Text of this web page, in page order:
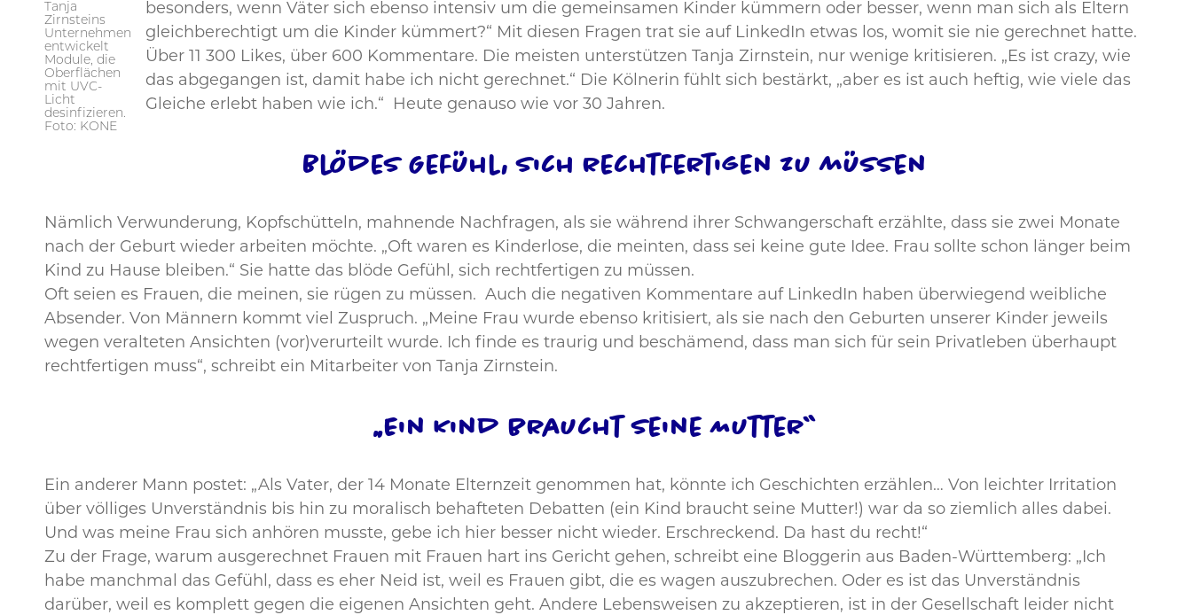
Tanja
Zirnsteins
Unternehmen
entwickelt
Module, die
Oberflächen
mit UVC-
Licht
desinfizieren.
Foto: KONE
besonders, wenn Väter sich ebenso intensiv um die gemeinsamen Kinder kümmern oder besser, wenn man sich als Eltern
gleichberechtigt um die Kinder kümmert?“ Mit diesen Fragen trat sie auf LinkedIn etwas los, womit sie nie gerechnet hatte.
Über 11 300 Likes, über 600 Kommentare. Die meisten unterstützen Tanja Zirnstein, nur wenige kritisieren. „Es ist crazy, wie
das abgegangen ist, damit habe ich nicht gerechnet.“ Die Kölnerin fühlt sich bestärkt, „aber es ist auch heftig, wie viele das
Gleiche erlebt haben wie ich.“ Heute genauso wie vor 30 Jahren.
Blödes Gefühl, sich rechtfertigen zu müssen
Nämlich Verwunderung, Kopfschütteln, mahnende Nachfragen, als sie während ihrer Schwangerschaft erzählte, dass sie zwei Monate
nach der Geburt wieder arbeiten möchte. „Oft waren es Kinderlose, die meinten, dass sei keine gute Idee. Frau sollte schon länger beim
Kind zu Hause bleiben.“ Sie hatte das blöde Gefühl, sich rechtfertigen zu müssen.
Oft seien es Frauen, die meinen, sie rügen zu müssen. Auch die negativen Kommentare auf LinkedIn haben überwiegend weibliche
Absender. Von Männern kommt viel Zuspruch. „Meine Frau wurde ebenso kritisiert, als sie nach den Geburten unserer Kinder jeweils
wegen veralteten Ansichten (vor)verurteilt wurde. Ich finde es traurig und beschämend, dass man sich für sein Privatleben überhaupt
rechtfertigen muss“, schreibt ein Mitarbeiter von Tanja Zirnstein.
„Ein Kind braucht seine Mutter“
Ein anderer Mann postet: „Als Vater, der 14 Monate Elternzeit genommen hat, könnte ich Geschichten erzählen… Von leichter Irritation
über völliges Unverständnis bis hin zu moralisch behafteten Debatten (ein Kind braucht seine Mutter!) war da so ziemlich alles dabei.
Und was meine Frau sich anhören musste, gebe ich hier besser nicht wieder. Erschreckend. Da hast du recht!“
Zu der Frage, warum ausgerechnet Frauen mit Frauen hart ins Gericht gehen, schreibt eine Bloggerin aus Baden-Württemberg: „Ich
habe manchmal das Gefühl, dass es eher Neid ist, weil es Frauen gibt, die es wagen auszubrechen. Oder es ist das Unverständnis
darüber, weil es komplett gegen die eigenen Ansichten geht. Andere Lebensweisen zu akzeptieren, ist in der Gesellschaft leider nicht